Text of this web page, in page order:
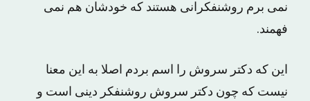
نمی برم روشنفکرانی هستند که خودشان هم نمی
فهمند.
این که دکتر سروش را اسم بردم اصلا به این معنا
نیست که چون دکتر سروش روشنفکر دینی است و